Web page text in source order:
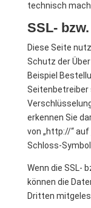
technisch
SSL-
Diese Seite
Schutz der
Beispiel
Seitenbetreiber
erkennen Sie
von „http://“
Schloss-
Wenn die SSL-
können die
Dritten